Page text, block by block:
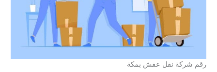
رقم شركة نقل عفش بمكة